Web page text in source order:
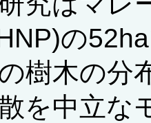
の
の樹木の
を中立な